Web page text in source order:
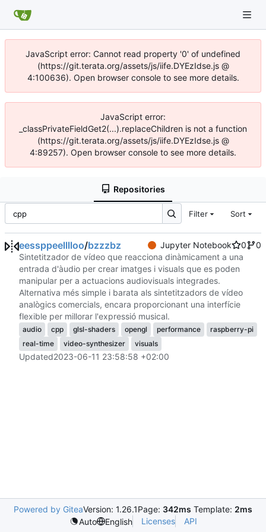
JavaScript error: Cannot read property '0' of undefined
(https://git.terata.org/assets/js/iife.DYEzIdse.js @
4:100636). Open browser console to see more details.
JavaScript error:
_classPrivateFieldGet2(...).replaceChildren is not a function
(https://git.terata.org/assets/js/iife.DYEzIdse.js @
4:89257). Open browser console to see more details.
Repositories
Filter Sort
eessppeelllloo/bzzzbz Jupyter Notebook 0
0
Sintetitzador de vídeo que reacciona dinàmicament a una
entrada d'àudio per crear imatges i visuals que es poden
manipular per a actuacions audiovisuals integrades.
Alternativa més simple i barata als sintetitzadors de vídeo
analògics comercials, encara proporcionant una interfície
flexible per millorar l'expressió musical.
audio cpp glsl-shaders opengl performance
raspberry-pi
real-time
video-synthesizer visuals
Updated2023-06-11 23:58:58 +02:00
Powered by GiteaVersion: 1.26.1Page: 342ms Template: 2ms
Auto
English Licenses API